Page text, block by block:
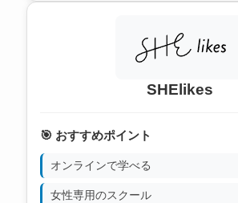
SHElikes
🎯 おすすめポイント
オンラインで学べる
女性専用のスクール